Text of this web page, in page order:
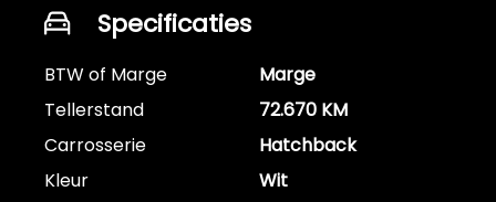
Specificaties
BTW of Marge
Marge
Tellerstand
72.670 KM
Carrosserie
Hatchback
Kleur
Wit